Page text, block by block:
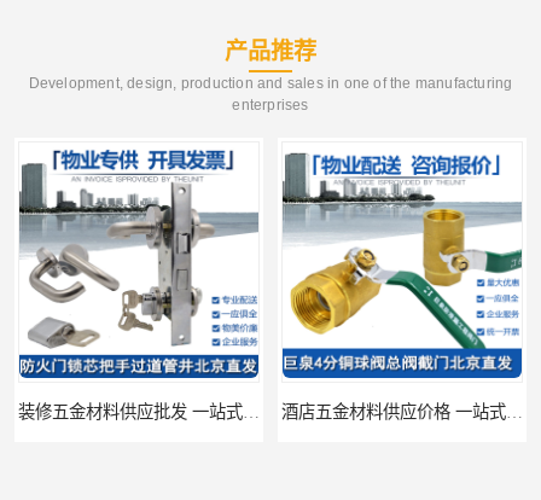
产品推荐
Development, design, production and sales in one of the manufacturing
enterprises